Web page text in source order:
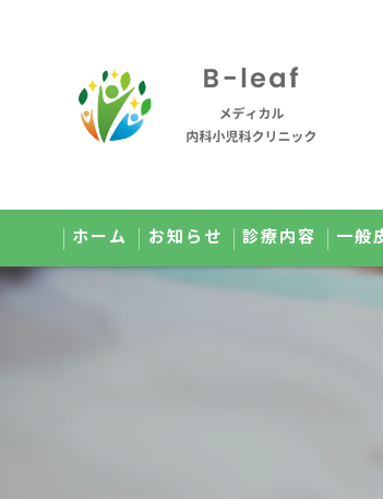
ホーム お知らせ 診療内容 一般